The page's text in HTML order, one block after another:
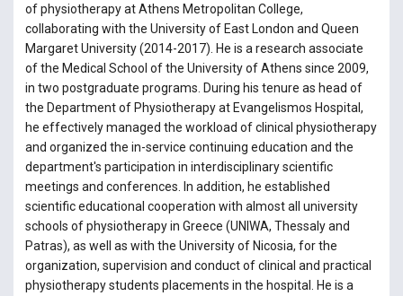
of physiotherapy at Athens Metropolitan College,
collaborating with the University of East London and Queen
Margaret University (2014-2017). He is a research associate
of the Medical School of the University of Athens since 2009,
in two postgraduate programs. During his tenure as head of
the Department of Physiotherapy at Evangelismos Hospital,
he effectively managed the workload of clinical physiotherapy
and organized the in-service continuing education and the
department's participation in interdisciplinary scientific
meetings and conferences. In addition, he established
scientific educational cooperation with almost all university
schools of physiotherapy in Greece (UNIWA, Thessaly and
Patras), as well as with the University of Nicosia, for the
organization, supervision and conduct of clinical and practical
physiotherapy students placements in the hospital. He is a